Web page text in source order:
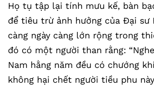
Họ tụ tập lại tính mưu kế, bàn
để tiêu trừ ảnh hưởng của Đại sư
càng ngày càng lớn rộng trong
đó có một người than rằng:
Nam hằng năm đều có chướng
không hại chết người tiều phu